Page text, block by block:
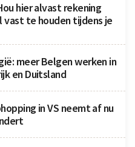
hier alvast rekening
vast te houden tijdens je
meer Belgen werken in
en Duitsland
in VS neemt af nu